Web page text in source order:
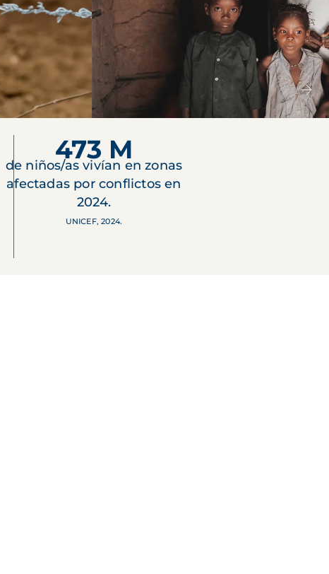
473 M
de niños/as vivían en zonas
afectadas por conflictos en
2024.
UNICEF, 2024.